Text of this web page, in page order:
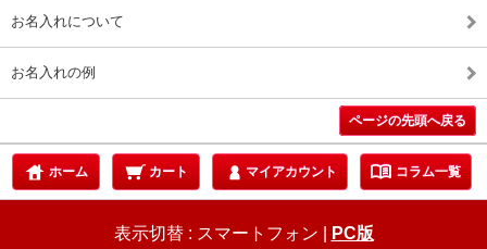
お名入れについて
お名入れの例
ページの先頭へ戻る
ホーム カート マイアカウント menu_book コラム一覧
表示切替 : スマートフォン PC版